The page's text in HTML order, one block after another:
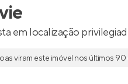
em localização
viram este imóvel nos últimos 90